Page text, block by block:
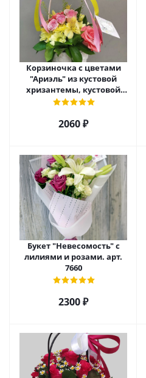
Корзиночка с цветами
"Ариэль" из кустовой
хризантемы, кустовой
розы и альстромерии арт.
2060 ₽
Букет "Невесомость" с
лилиями и розами. арт.
7660
2300 ₽